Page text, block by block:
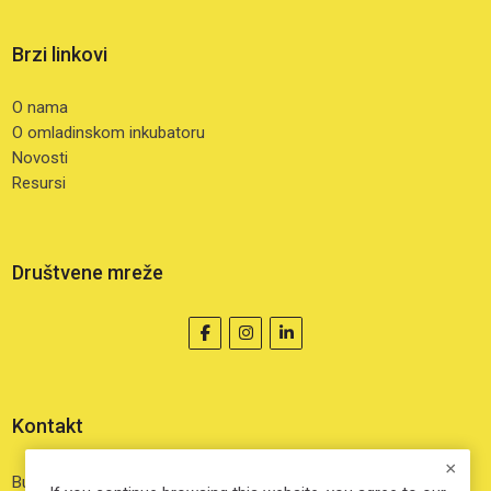
Moji kursevi
Brzi linkovi
O nama
O omladinskom inkubatoru
Novosti
Resursi
Društvene mreže
Kontakt
Buka 10, Sarajevo 71000 Bosna i Hercegovina